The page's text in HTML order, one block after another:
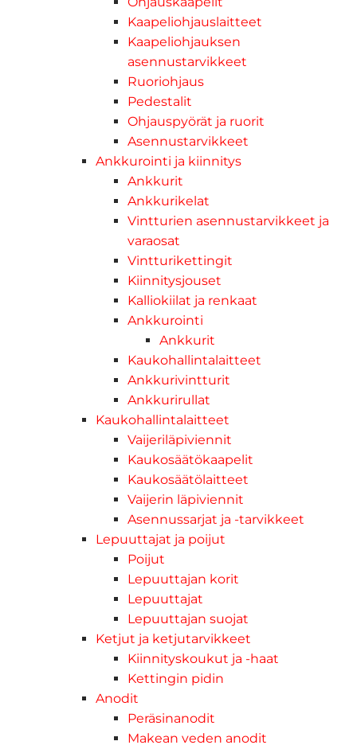
Kaapeliohjauslaitteet
Kaapeliohjauksen
asennustarvikkeet
Ruoriohjaus
Pedestalit
Ohjauspyörät ja ruorit
Asennustarvikkeet
Ankkurointi ja kiinnitys
Ankkurit
Ankkurikelat
Vintturien asennustarvikkeet ja
varaosat
Vintturikettingit
Kiinnitysjouset
Kalliokiilat ja renkaat
Ankkurointi
Ankkurit
Kaukohallintalaitteet
Ankkurivintturit
Ankkurirullat
Kaukohallintalaitteet
Vaijeriläpiviennit
Kaukosäätökaapelit
Kaukosäätölaitteet
Vaijerin läpiviennit
Asennussarjat ja -tarvikkeet
Lepuuttajat ja poijut
Poijut
Lepuuttajan korit
Lepuuttajat
Lepuuttajan suojat
Ketjut ja ketjutarvikkeet
Kiinnityskoukut ja -haat
Kettingin pidin
Anodit
Peräsinanodit
Makean veden anodit